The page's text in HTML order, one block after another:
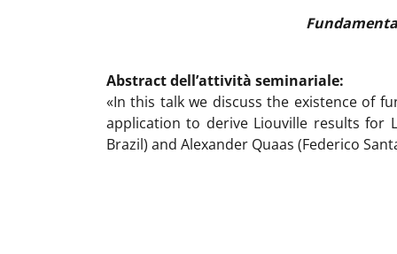
Abstract dell’attività seminariale:
«In this talk we discuss the existence of
application to derive Liouville results for
Brazil) and Alexander Quaas (Federico